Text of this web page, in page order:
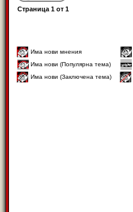
Страница 1 от 1
Има нови мнения
Има нови (Популярна тема)
Има нови (Заключена тема)